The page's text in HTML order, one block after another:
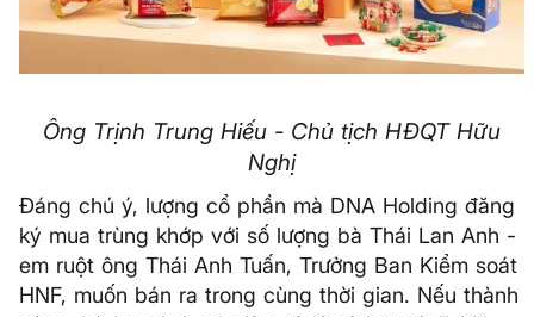
Ông Trịnh Trung Hiếu - Chủ tịch HĐQT Hữu
Nghị
Đáng chú ý, lượng cổ phần mà DNA Holding đăng
ký mua trùng khớp với số lượng bà Thái Lan Anh -
em ruột ông Thái Anh Tuấn, Trưởng Ban Kiểm soát
HNF, muốn bán ra trong cùng thời gian. Nếu thành